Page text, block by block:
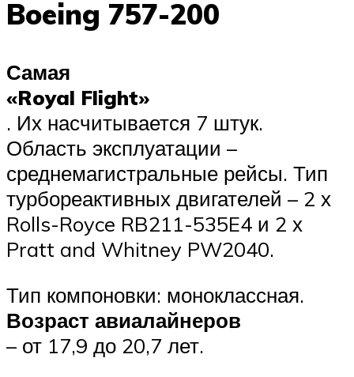
Boeing 757-200
Самая
«Royal Flight»
. Их насчитывается 7 штук.
Область эксплуатации –
среднемагистральные рейсы. Тип
турбореактивных двигателей – 2 х
Rolls-Royce RB211-535E4 и 2 х
Pratt and Whitney PW2040.
Тип компоновки: моноклассная.
Возраст авиалайнеров
– от 17,9 до 20,7 лет.